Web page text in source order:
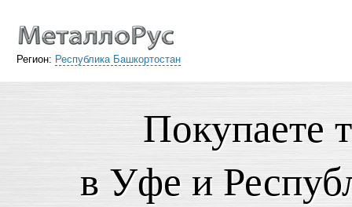
Регион: Республика Башкортостан
Покупаете
в Уфе и